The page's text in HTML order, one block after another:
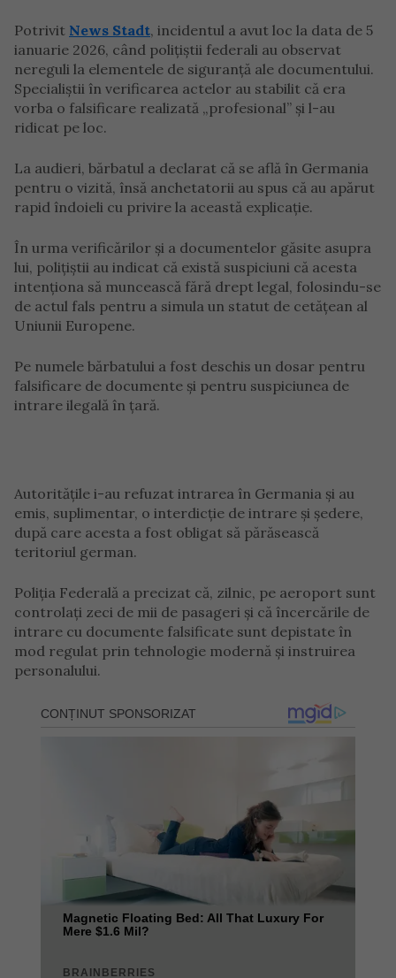
Potrivit News Stadt, incidentul a avut loc la data de 5
ianuarie 2026, când polițiștii federali au observat
nereguli la elementele de siguranță ale documentului.
Specialiștii în verificarea actelor au stabilit că era
vorba o falsificare realizată „profesional” și l-au
ridicat pe loc.
La audieri, bărbatul a declarat că se află în Germania
pentru o vizită, însă anchetatorii au spus că au apărut
rapid îndoieli cu privire la această explicație.
În urma verificărilor și a documentelor găsite asupra
lui, polițiștii au indicat că există suspiciuni că acesta
intenționa să muncească fără drept legal, folosindu-se
de actul fals pentru a simula un statut de cetățean al
Uniunii Europene.
Pe numele bărbatului a fost deschis un dosar pentru
falsificare de documente și pentru suspiciunea de
intrare ilegală în țară.
Autoritățile i-au refuzat intrarea în Germania și au
emis, suplimentar, o interdicție de intrare și ședere,
după care acesta a fost obligat să părăsească
teritoriul german.
Poliția Federală a precizat că, zilnic, pe aeroport sunt
controlați zeci de mii de pasageri și că încercările de
intrare cu documente falsificate sunt depistate în
mod regulat prin tehnologie modernă și instruirea
personalului.